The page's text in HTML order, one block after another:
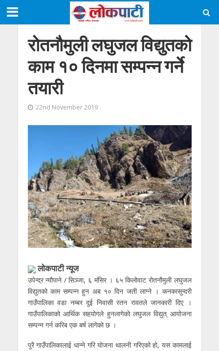
रोतनौमुली लघुजल विद्युतको
काम १० दिनमा सम्पन्न गर्ने
तयारी
22nd November 2019
लाेकपाटी न्यूज
उपेन्द्र न्यौपाने / सिञ्जा, ६ मंसिर । ६५ किलोवाट रोतनौमुली लघुजल
विद्युतको काम सम्पन्न हुन अब १० दिन जती लाग्ने । कनकासुन्दरी
गाउँपालिका वडा नम्बर दुई निवासी रतन रावतले जानकारी दिए ।
गाउँपालिकाको आर्थिक सहयोगले हुनलागेको लघुजल विद्युत् आयोजना
सम्पन्न गर्न करिब एक बर्ष लागेको छ ।
पुरै गाउँपालिकालाई धान्ने गरि योजना थालनी गरिएको हो, यस कामलाई